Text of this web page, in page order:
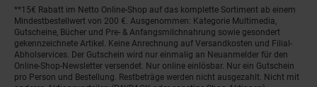
**15€ Rabatt im Netto Online-Shop auf das komplette Sortiment ab einem
Mindestbestellwert von 200 €. Ausgenommen: Kategorie Multimedia,
Gutscheine, Bücher und Pre- & Anfangsmilchnahrung sowie gesondert
gekennzeichnete Artikel. Keine Anrechnung auf Versandkosten und Filial-
Abholservices. Der Gutschein wird nur einmalig an Neuanmelder für den
Online-Shop-Newsletter versendet. Nur online einlösbar. Nur ein Gutschein
pro Person und Bestellung. Restbeträge werden nicht ausgezahlt. Nicht mit